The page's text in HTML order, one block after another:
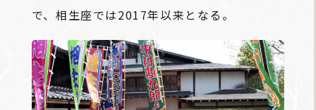
で、相生座では2017年以来となる。